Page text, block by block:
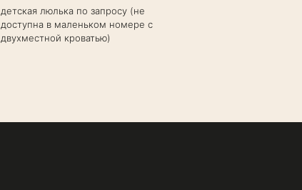
детская люлька по запросу (не
доступна в маленьком номере с
двухместной кроватью)